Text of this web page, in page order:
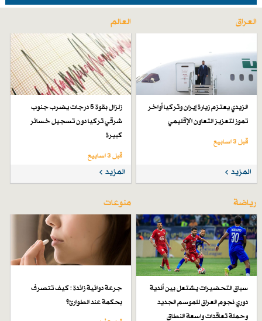
العراق
الزيدي يعتزم زيارة إيران وتركيا أواخر
تموز لتعزيز التعاون الإقليمي
قبل 3 اسابیع
المزيد
العالم
زلزال بقوة 5 درجات يضرب جنوب
شرقي تركيا دون تسجيل خسائر
كبيرة
قبل 3 اسابیع
المزيد
رياضة
سباق التحضيرات يشتعل بين أندية
دوري نجوم العراق للموسم الجديد
وحملة تعاقدات واسعة النطاق
منوعات
جرعة دوائية زائدة : كيف تتصرف
بحكمة عند الطوارئ؟